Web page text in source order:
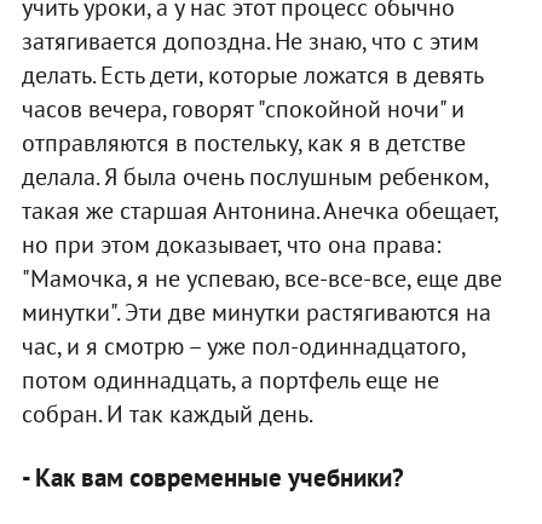
учить уроки, а у нас этот процесс обычно
затягивается допоздна. Не знаю, что с этим
делать. Есть дети, которые ложатся в девять
часов вечера, говорят "спокойной ночи" и
отправляются в постельку, как я в детстве
делала. Я была очень послушным ребенком,
такая же старшая Антонина. Анечка обещает,
но при этом доказывает, что она права:
"Мамочка, я не успеваю, все-все-все, еще две
минутки". Эти две минутки растягиваются на
час, и я смотрю – уже пол-одиннадцатого,
потом одиннадцать, а портфель еще не
собран. И так каждый день.
- Как вам современные учебники?